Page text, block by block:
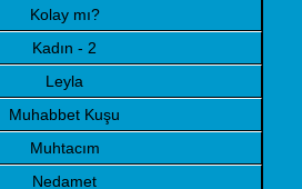
Kolay mı?
Kadın - 2
Leyla
Muhabbet Kuşu
Muhtacım
Nedamet